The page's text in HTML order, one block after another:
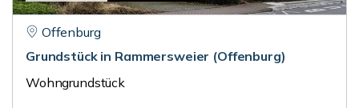
Offenburg
Grundstück in Rammersweier (Offenburg)
Wohngrundstück